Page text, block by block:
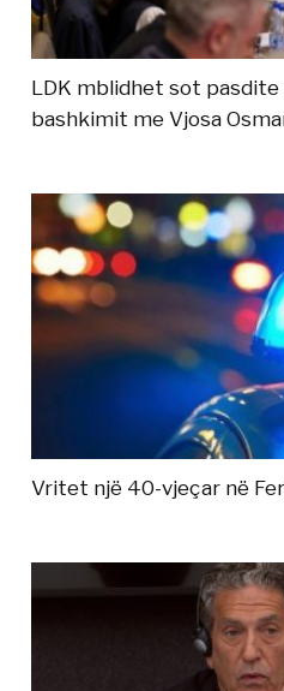
LDK mblidhet sot
bashkimit me Vjosa
Vritet një 40-vjeçar në